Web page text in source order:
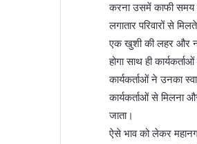
करना उसमें काफी समय
लगातार परिवारों से
एक खुशी की लहर और न
होगा साथ ही
कार्यकर्ताओं ने उनका
कार्यकर्ताओं से मिलना
जाता।
ऐसे भाव को लेकर